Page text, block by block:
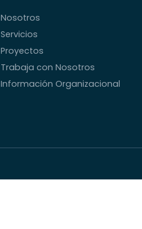
Nosotros
Servicios
Proyectos
Trabaja con Nosotros
Información Organizacional